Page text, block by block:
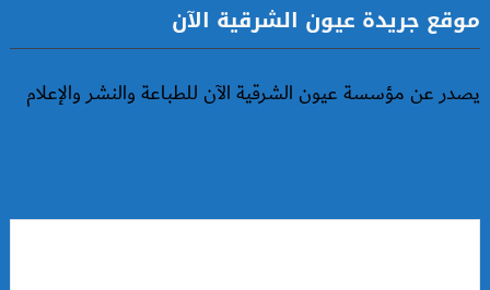
موقع جريدة عيون الشرقية الآن
يصدر عن مؤسسة عيون الشرقية الآن للطباعة والنشر والإعلام